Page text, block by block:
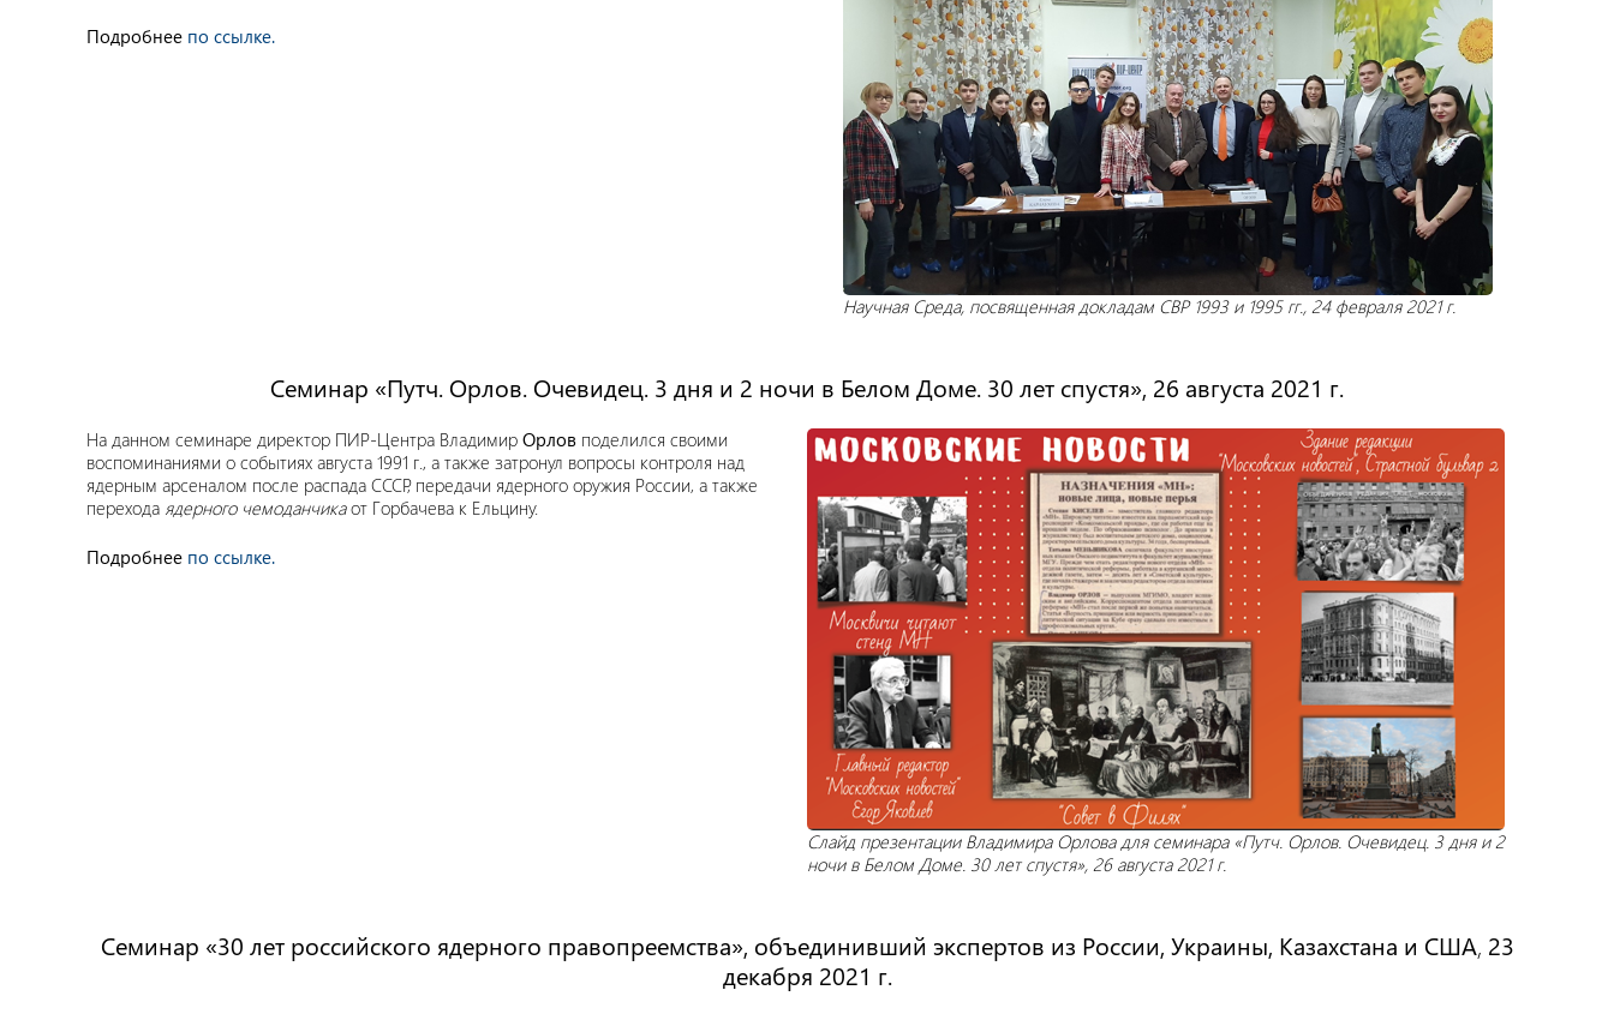
Подробнее по ссылке.
Научная Среда, посвященная докладам СВР 1993 и 1995 гг., 24 февраля 2021 г.
Семинар «Путч. Орлов. Очевидец. 3 дня и 2 ночи в Белом Доме. 30 лет спустя», 26 августа 2021 г.
На данном семинаре директор ПИР-Центра Владимир Орлов поделился своими
воспоминаниями о событиях августа 1991 г., а также затронул вопросы контроля над
ядерным арсеналом после распада СССР, передачи ядерного оружия России, а также
перехода ядерного чемоданчикаот Горбачева к Ельцину.
Подробнее по ссылке.
Слайд презентации Владимира Орлова для семинара «Путч. Орлов. Очевидец. 3 дня и 2
ночи в Белом Доме. 30 лет спустя», 26 августа 2021 г.
Семинар «30 лет российского ядерного правопреемства», объединивший экспертов из России, Украины, Казахстана и США, 23
декабря 2021 г.